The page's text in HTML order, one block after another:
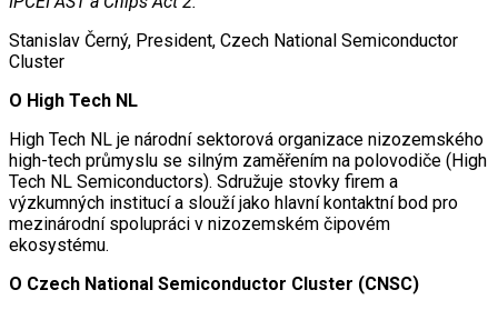
Stanislav Černý, President, Czech National Semiconductor
Cluster
O High Tech NL
High Tech NL je národní sektorová organizace nizozemského
high-tech průmyslu se silným zaměřením na polovodiče (High
Tech NL Semiconductors). Sdružuje stovky firem a
výzkumných institucí a slouží jako hlavní kontaktní bod pro
mezinárodní spolupráci v nizozemském čipovém
ekosystému.
O Czech National Semiconductor Cluster (CNSC)